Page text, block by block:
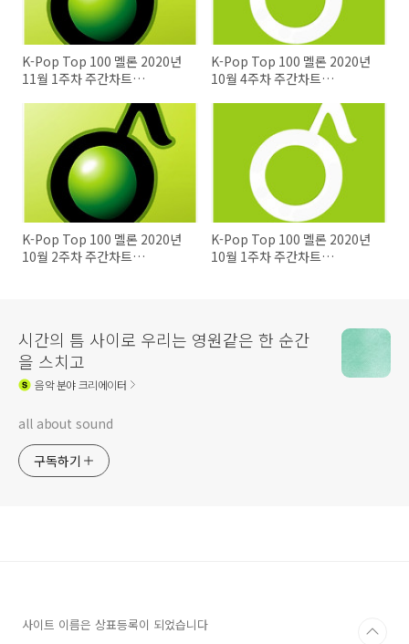
K-Pop Top 100 멜론 2020년
11월 1주차 주간차트
K-Pop Top 100 멜론 2020년
10월 4주차 주간차트
K-Pop Top 100 멜론 2020년
10월 2주차 주간차트
K-Pop Top 100 멜론 2020년
10월 1주차 주간차트
시간의 틈 사이로 우리는 영원같은 한 순간
을 스치고
음악분야 크리에이터
all about sound
구독하기
사이트 이름은 상표등록이 되었습니다